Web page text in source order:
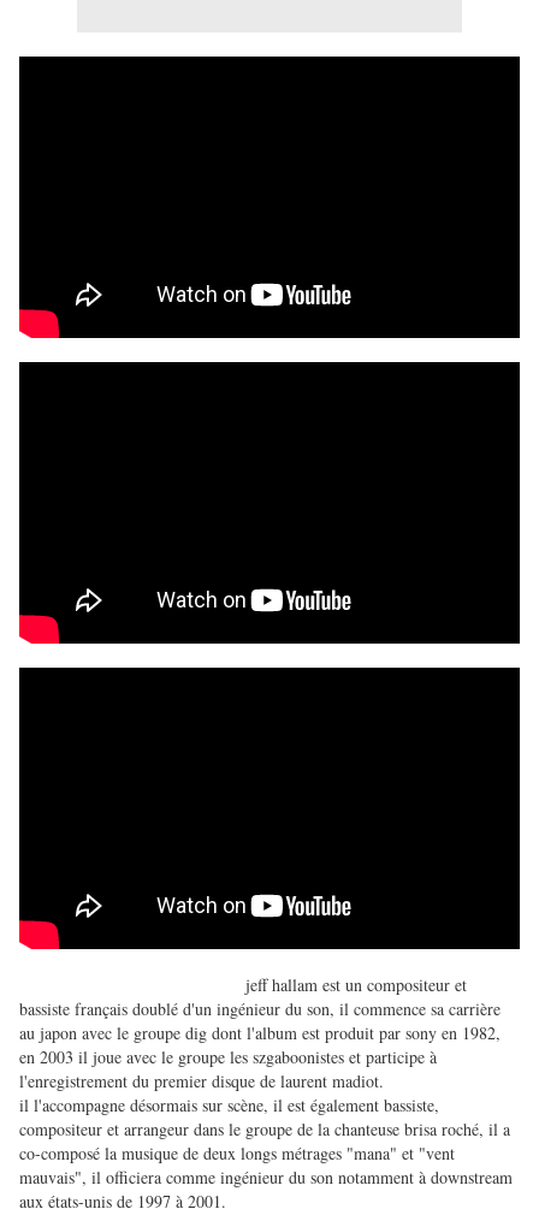
jeff hallam est un compositeur et
bassiste français doublé d'un ingénieur du son, il commence sa carrière
au japon avec le groupe dig dont l'album est produit par sony en 1982,
en 2003 il joue avec le groupe les szgaboonistes et participe à
l'enregistrement du premier disque de laurent madiot.
il l'accompagne désormais sur scène, il est également bassiste,
compositeur et arrangeur dans le groupe de la chanteuse brisa roché, il a
co-composé la musique de deux longs métrages "mana" et "vent
mauvais", il officiera comme ingénieur du son notamment à downstream
aux états-unis de 1997 à 2001.